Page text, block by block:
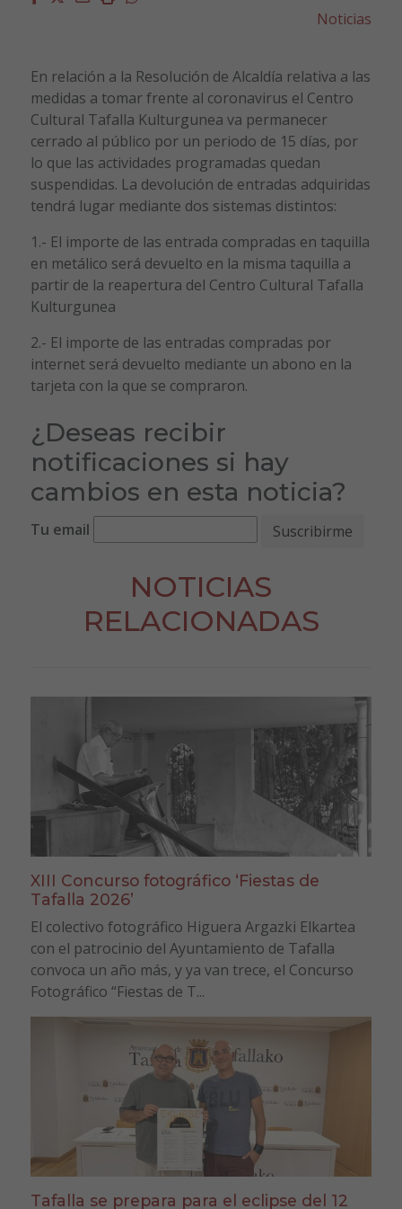
Noticias
En relación a la Resolución de Alcaldía relativa a las
medidas a tomar frente al coronavirus el Centro
Cultural Tafalla Kulturgunea va permanecer
cerrado al público por un periodo de 15 días, por
lo que las actividades programadas quedan
suspendidas. La devolución de entradas adquiridas
tendrá lugar mediante dos sistemas distintos:
1.- El importe de las entrada compradas en taquilla
en metálico será devuelto en la misma taquilla a
partir de la reapertura del Centro Cultural Tafalla
Kulturgunea
2.- El importe de las entradas compradas por
internet será devuelto mediante un abono en la
tarjeta con la que se compraron.
¿Deseas recibir
notificaciones si hay
cambios en esta noticia?
Tu email
NOTICIAS
RELACIONADAS
XIII Concurso fotográfico ‘Fiestas de
Tafalla 2026’
El colectivo fotográfico Higuera Argazki Elkartea
con el patrocinio del Ayuntamiento de Tafalla
convoca un año más, y ya van trece, el Concurso
Fotográfico “Fiestas de T...
Tafalla se prepara para el eclipse del 12